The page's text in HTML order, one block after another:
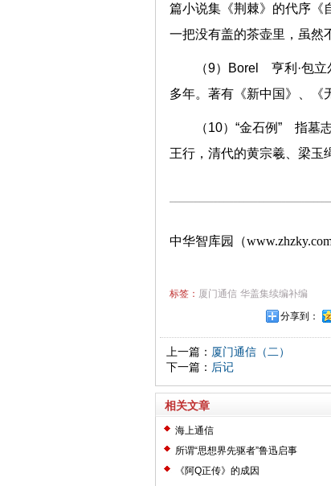
篇小说集《荆棘》的代序《
一把没有盖的茶壶里，虽然
（9）Borel 亨利·包
多年。著有《新中国》、《
（10）“金石例” 指墓
王行，清代的黄宗羲、梁玉
中华智库园（
标签： 厦门通信 华盖集续编补编
分享到：
上一篇： 厦门通信（二）
下一篇： 后记
相关文章
海上通信
所谓“思想界先驱者”鲁迅启事
《阿Q正传》的成因